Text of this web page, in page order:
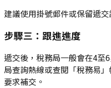
建議使用掛號郵件或保留遞交
步驟三：跟進進度
遞交後，稅務局一般會在4至
局查詢熱線或查閱「稅務易
要求補交。